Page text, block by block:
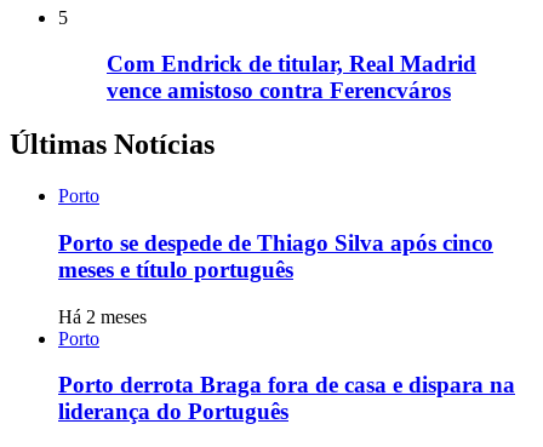
5
Com Endrick de titular, Real Madrid
vence amistoso contra Ferencváros
Últimas Notícias
Porto
Porto se despede de Thiago Silva após cinco
meses e título português
Há 2 meses
Porto
Porto derrota Braga fora de casa e dispara na
liderança do Português